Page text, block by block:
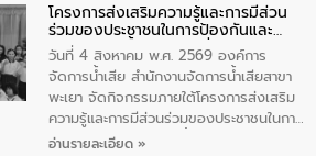
“ชุมชนร่วมใจ น้ำใสยั่งยืน” ได้บรรยายให้
ความรู้เกี่ยวกับการจัดการน้ำเสียและการใช้
ถังดักไขมันให้แก่นักเรียนโรงเรียนวัดบ่อ
(นันทวิทยา) เทศบาลนครปากเกร็ด อำเภอ
ปากเกร็ด จังหวัดนนทบุรี จำนวน 30 คน
โครงการส่งเสริมความรู้และการมีส่วน
ร่วมของประชาชนในการป้องกันและ
แก้ไขปัญหาน้ำเสียอย่างยั่งยืน
วันที่ 4 สิงหาคม พ.ศ. 2569 องค์การ
จัดการน้ำเสีย สำนักงานจัดการน้ำเสียสาขา
พะเยา จัดกิจกรรมภายใต้โครงการส่งเสริม
ความรู้และการมีส่วนร่วมของประชาชนในการ
ป้องกันและแก้ไขปัญหาน้ำเสียอย่างยั่งยืน
อ่านรายละเอียด »